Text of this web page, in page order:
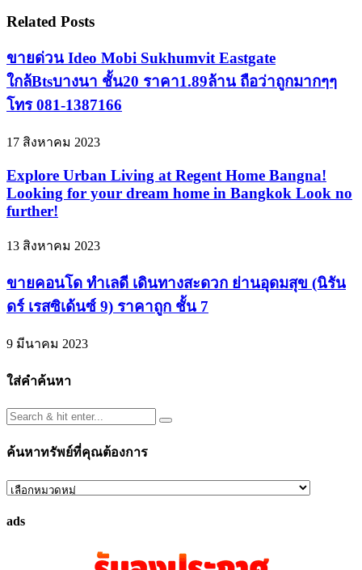
Related Posts
ขายด่วน Ideo Mobi Sukhumvit Eastgate
ใกล้Btsบางนา ชั้น20 ราคา1.89ล้าน ถือว่าถูกมากๆๆ
โทร 081-1387166
17 สิงหาคม 2023
Explore Urban Living at Regent Home Bangna!
Looking for your dream home in Bangkok Look no
further!
13 สิงหาคม 2023
ขายคอนโด ทำเลดี เดินทางสะดวก ย่านอุดมสุข (นิรัน
ดร์ เรสซิเด้นซ์ 9) ราคาถูก ชั้น 7
9 มีนาคม 2023
ใส่คำค้นหา
ค้นหาทรัพย์ที่คุณต้องการ
ค้นหา
ที่
ads